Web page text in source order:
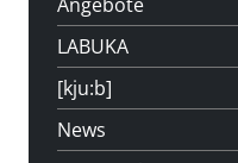
Angebote
LABUKA
[kju:b]
News